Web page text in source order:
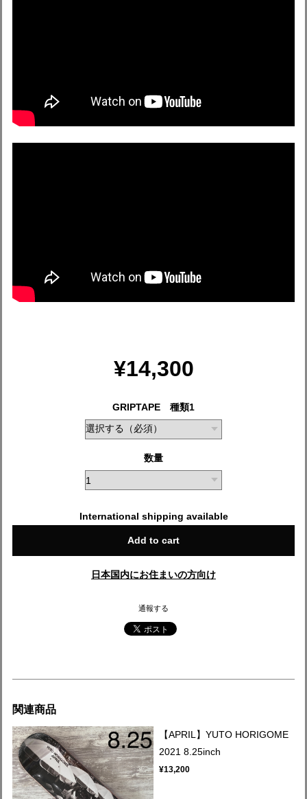
¥14,300
GRIPTAPE 種類1
数量
International shipping available
Add to cart
日本国内にお住まいの方向け
通報する
関連商品
【APRIL】YUTO HORIGOME
2021 8.25inch
¥13,200